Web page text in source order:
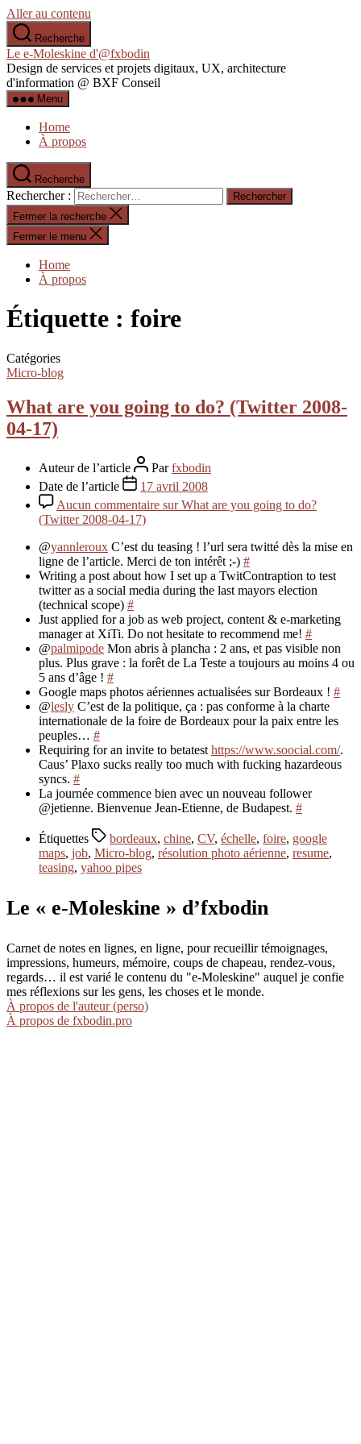
Aller au contenu
Recherche
Le e-Moleskine d'@fxbodin
Design de services et projets digitaux, UX, architecture
d'information @ BXF Conseil
Menu
Home
À propos
Recherche
Rechercher :
Fermer la recherche
Fermer le menu
Home
À propos
Étiquette : foire
Catégories
Micro-blog
What are you going to do? (Twitter 2008-
04-17)
Auteur de l’article Parfxbodin
Date de l’article
17 avril 2008
Aucun commentaire sur What are you going to do?
(Twitter 2008-04-17)
@yannleroux C’est du teasing ! l’url sera twitté dès la mise en
ligne de l’article. Merci de ton intérêt ;-) #
Writing a post about how I set up a TwitContraption to test
twitter as a social media during the last mayors election
(technical scope) #
Just applied for a job as web project, content & e-marketing
manager at XiTi. Do not hesitate to recommend me! #
@palmipode Mon abris à plancha : 2 ans, et pas visible non
plus. Plus grave : la forêt de La Teste a toujours au moins 4 ou
5 ans d’âge ! #
Google maps photos aériennes actualisées sur Bordeaux ! #
@lesly C’est de la politique, ça : pas conforme à la charte
internationale de la foire de Bordeaux pour la paix entre les
peuples… #
Requiring for an invite to betatest https://www.soocial.com/.
Caus’ Plaxo sucks really too much with fucking hazardeous
syncs. #
La journée commence bien avec un nouveau follower
@jetienne. Bienvenue Jean-Etienne, de Budapest. #
Étiquettes bordeaux, chine, CV, échelle, foire, google
maps, job, Micro-blog, résolution photo aérienne, resume,
teasing, yahoo pipes
Le « e-Moleskine » d’fxbodin
Carnet de notes en lignes, en ligne, pour recueillir témoignages,
impressions, humeurs, mémoire, coups de chapeau, rendez-vous,
regards… il est varié le contenu du "e-Moleskine" auquel je confie
mes réflexions sur les gens, les choses et le monde.
À propos de l'auteur (perso)
À propos de fxbodin.pro